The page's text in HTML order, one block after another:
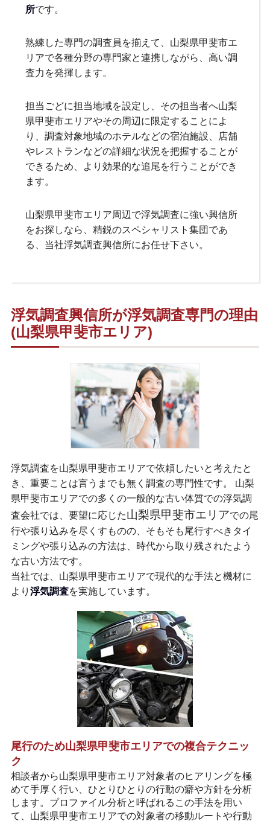
所です。
熟練した専門の調査員を揃えて、山梨県甲斐市エ
リアで各種分野の専門家と連携しながら、高い調
査力を発揮します。
担当ごどに担当地域を設定し、その担当者へ山梨
県甲斐市エリアやその周辺に限定することによ
り、調査対象地域のホテルなどの宿泊施設、店舗
やレストランなどの詳細な状況を把握することが
できるため、より効果的な追尾を行うことができ
ます。
山梨県甲斐市エリア周辺で浮気調査に強い興信所
をお探しなら、精鋭のスペシャリスト集団であ
る、当社浮気調査興信所にお任せ下さい。
浮気調査興信所が浮気調査専門の理由
(山梨県甲斐市エリア)
浮気調査を山梨県甲斐市エリアで依頼したいと考えたと
き、重要ことは言うまでも無く調査の専門性です。 山梨
県甲斐市エリアでの多くの一般的な古い体質での浮気調
査会社では、要望に応じた山梨県甲斐市エリアでの尾
行や張り込みを尽くすものの、そもそも尾行すべきタイ
ミングや張り込みの方法は、時代から取り残されたよう
な古い方法です。
当社では、山梨県甲斐市エリアで現代的な手法と機材に
より 浮気調査を実施しています。
尾行のため山梨県甲斐市エリアでの複合テクニッ
ク
相談者から山梨県甲斐市エリア対象者のヒアリングを極
めて手厚く行い、ひとりひとりの行動の癖や方針を分析
します。プロファイル分析と呼ばれるこの手法を用い
て、山梨県甲斐市エリアでの対象者の移動ルートや行動